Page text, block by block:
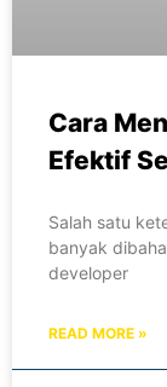
Cara
Efektif
Salah satu
banyak
developer
READ MORE »